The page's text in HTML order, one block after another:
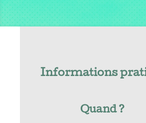
Informations
Quand ?